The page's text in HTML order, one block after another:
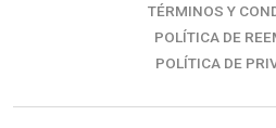
TÉRMINOS Y
POLÍTICA DE
POLÍTICA DE